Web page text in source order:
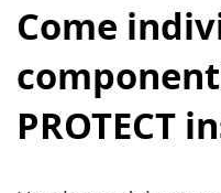
Come
PROTECT